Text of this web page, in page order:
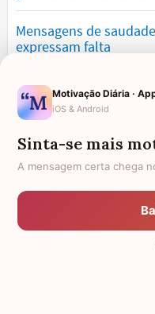
Mensagens de
expressam falta
Mensagens de
confiança
Mensagens para
palavras lindas
Mensagens de
Motivação Diária ·
iOS & Android
Sinta-se mais
A mensagem certa chega